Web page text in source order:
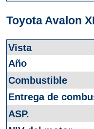
Toyota Avalon